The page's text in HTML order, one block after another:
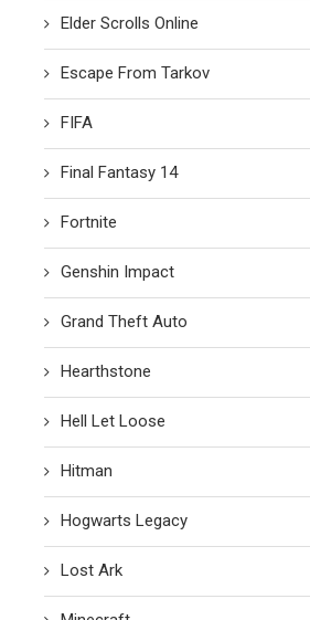
Elder Scrolls Online
Escape From Tarkov
FIFA
Final Fantasy 14
Fortnite
Genshin Impact
Grand Theft Auto
Hearthstone
Hell Let Loose
Hitman
Hogwarts Legacy
Lost Ark